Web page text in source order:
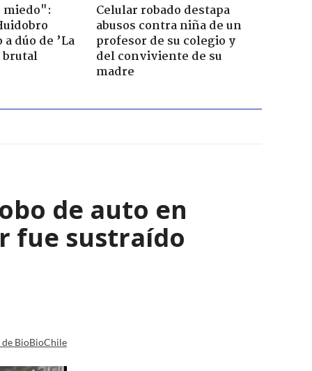
miedo":
dúo de ’La
brutal
Celular robado destapa
abusos contra niña de un
profesor de su colegio y
del conviviente de su
madre
de auto en
fue sustraído
BioBioChile